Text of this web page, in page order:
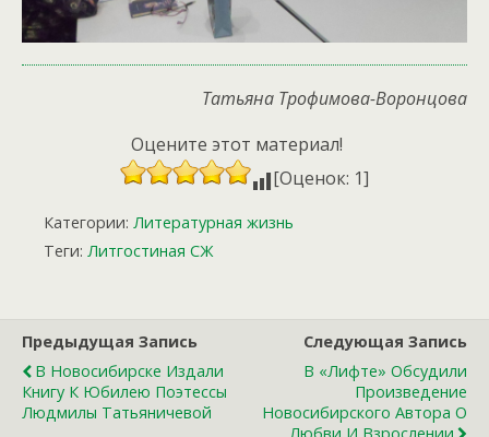
Татьяна Трофимова-Воронцова
Оцените этот материал!
[Оценок: 1]
Категории: Литературная жизнь
Теги: Литгостиная СЖ
Предыдущая Запись
В Новосибирске Издали
Книгу К Юбилею Поэтессы
Людмилы Татьяничевой
Следующая Запись
В «Лифте» Обсудили
Произведение
Новосибирского Автора О